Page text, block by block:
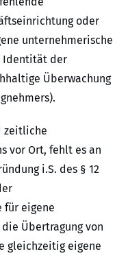
oder
unternehmerische
Identität der
Überwachung
zeitliche
vor Ort, fehlt es an
i.S. des § 12
für eigene
Übertragung von
gleichzeitig eigene